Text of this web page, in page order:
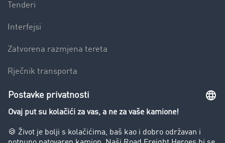
Tenderi
Interfejsi
Zatvorena razmjena tereta
Rječnik transporta
Preduzeće
Success Stories